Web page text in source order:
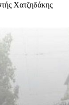
Χατζηδάκης